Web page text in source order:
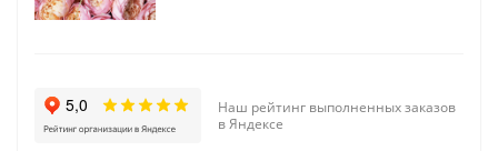
Наш рейтинг выполненных заказов
в Яндексе